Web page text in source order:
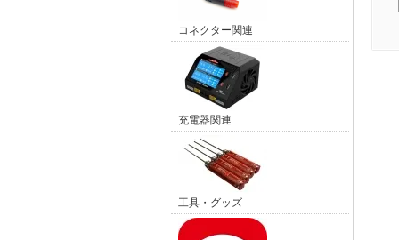
コネクター関連
充電器関連
工具・グッズ